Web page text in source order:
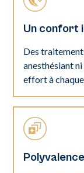
Un confort
Des
anesthésiant
effort à